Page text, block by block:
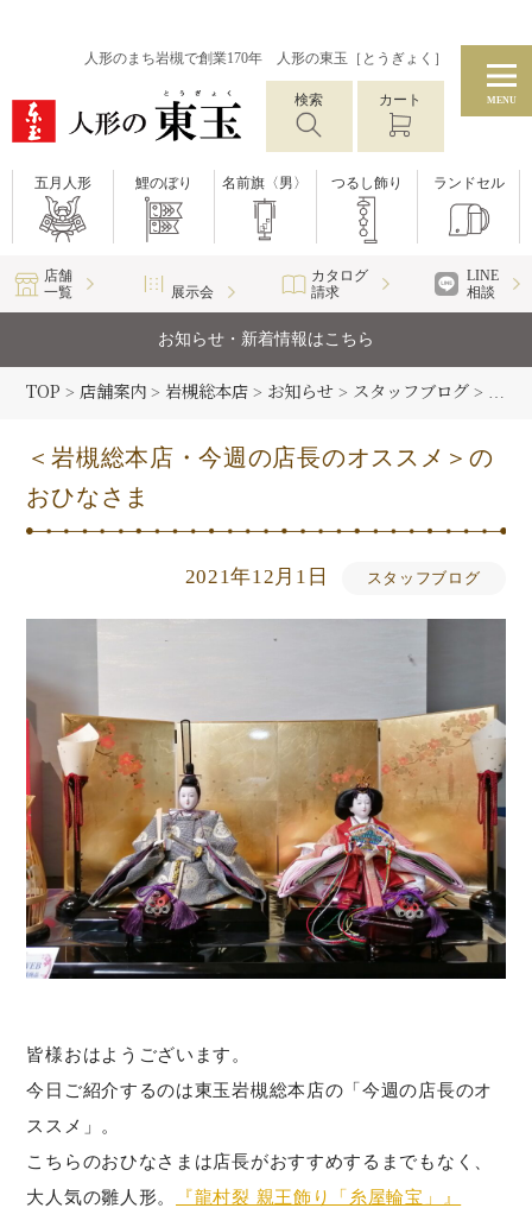
人形のまち岩槻で創業170年 人形の東玉［とうぎょく］
検索 カート MENU
五月人形 鯉のぼり 名前旗〈男〉 つるし飾り ランドセル
店舗
一覧
展示会
カタログ
請求
LINE
相談
お知らせ・新着情報はこちら
TOP > 店舗案内 > 岩槻総本店 > お知らせ > スタッフブログ > ＜岩
＜岩槻総本店・今週の店長のオススメ＞の
おひなさま
2021年12月1日 スタッフブログ
皆様おはようございます。
今日ご紹介するのは東玉岩槻総本店の「今週の店長のオ
ススメ」。
こちらのおひなさまは店長がおすすめするまでもなく、
大人気の雛人形。
『龍村裂 親王飾り「糸屋輪宝」』